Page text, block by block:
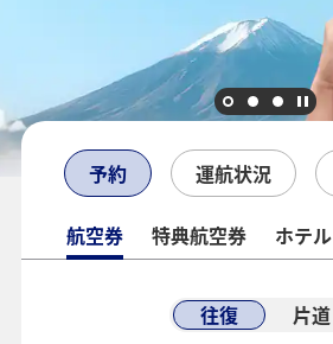
予約 運航状況
航空券 特典航空券 ホテル
往復 片道